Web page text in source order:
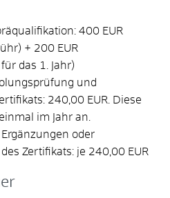
400 EUR
+ 200 EUR
das 1. Jahr)
und
240,00 EUR. Diese
im Jahr an.
oder
Zertifikats: je 240,00 EUR